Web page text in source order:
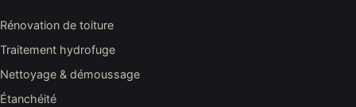
Rénovation de toiture
Traitement hydrofuge
Nettoyage & démoussage
Étanchéité